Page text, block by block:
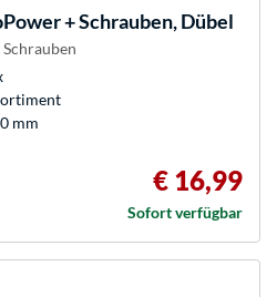
+ Schrauben, Dübel
mm
€ 16,99
Sofort verfügbar